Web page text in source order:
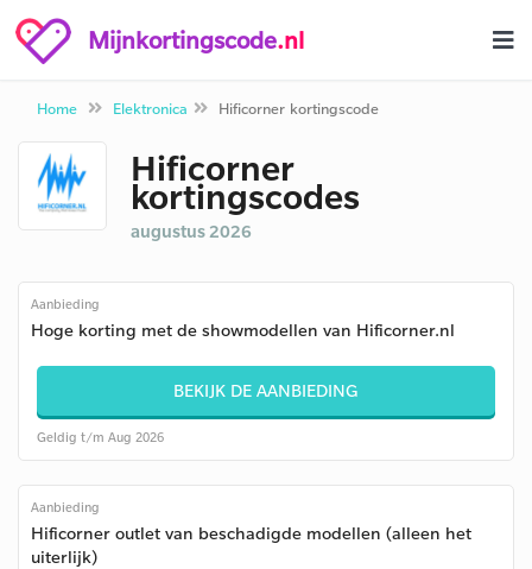
Mijnkortingscode.nl
Home Elektronica Hificorner kortingscode
Hificorner
kortingscodes
augustus 2026
Aanbieding
Hoge korting met de showmodellen van Hificorner.nl
BEKIJK DE AANBIEDING
Geldig t/m Aug 2026
Aanbieding
Hificorner outlet van beschadigde modellen (alleen het
uiterlijk)